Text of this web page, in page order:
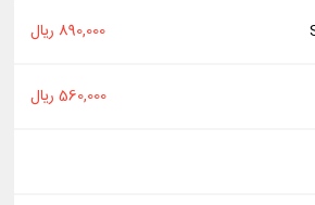
890,000 ریال
560,000 ریال